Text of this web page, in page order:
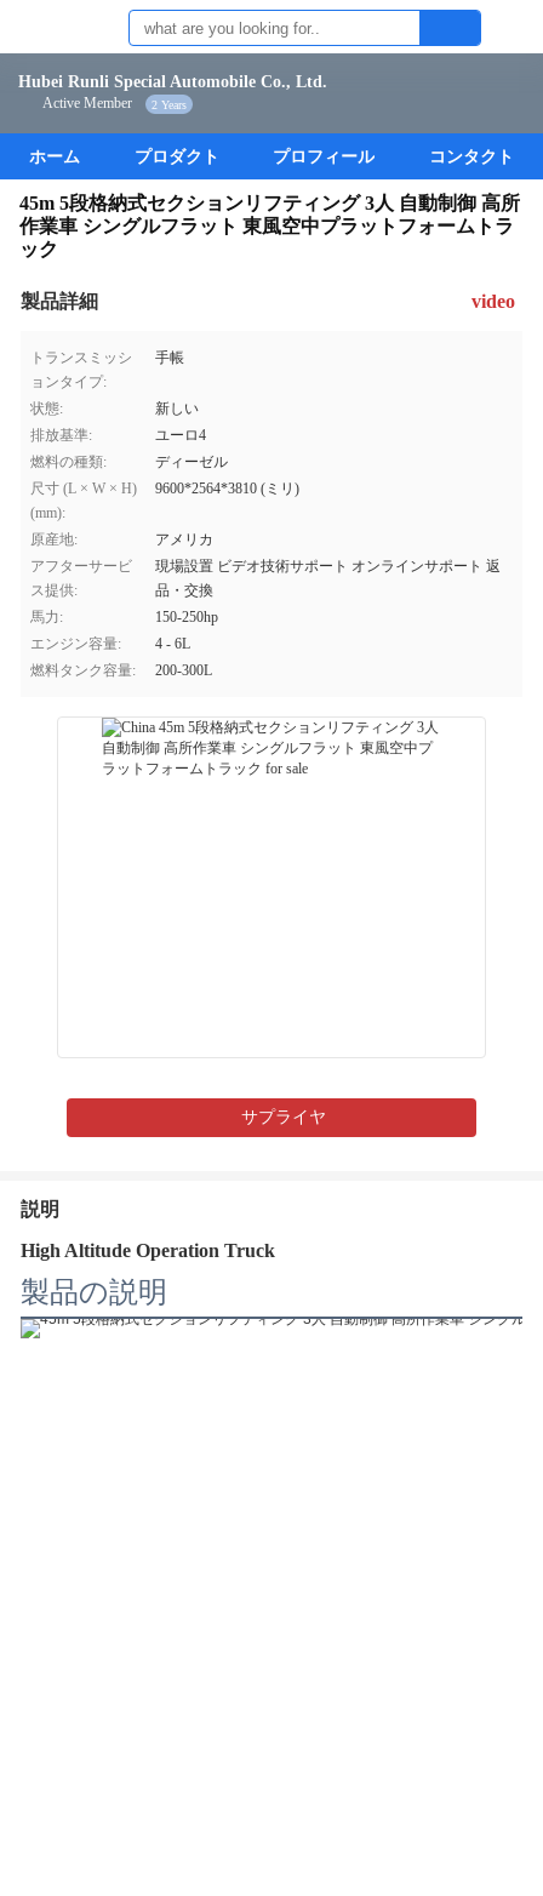
Hubei Runli Special Automobile Co., Ltd.
Active Member 2 Years
ホーム プロダクト プロフィール コンタクト
45m 5段格納式セクションリフティング 3人 自動制御 高所
作業車 シングルフラット 東風空中プラットフォームトラ
ック
製品詳細 video
トランスミッシ
ョンタイプ:
手帳
状態:
新しい
排放基準:
ユーロ4
燃料の種類:
ディーゼル
尺寸 (L × W × H)
(mm):
9600*2564*3810 (ミリ)
原産地:
アメリカ
アフターサービ
ス提供:
現場設置 ビデオ技術サポート オンラインサポート 返
品・交換
馬力:
150-250hp
エンジン容量:
4 - 6L
燃料タンク容量:
200-300L
サプライヤ
説明
High Altitude Operation Truck
製品の説明